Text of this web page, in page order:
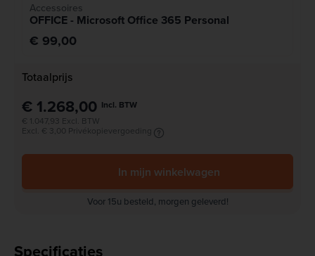
Accessoires
OFFICE - Microsoft Office 365 Personal
€ 99,00
Totaalprijs
€ 1.268,00 Incl. BTW
€ 1.047,93 Excl. BTW
Excl. € 3,00 Privékopievergoeding
In mijn winkelwagen
Voor 15u besteld, morgen geleverd!
Specificaties